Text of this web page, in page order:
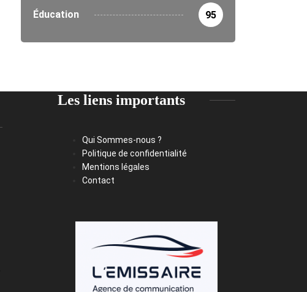
Éducation 95
Les liens importants
Qui Sommes-nous ?
Politique de confidentialité
Mentions légales
Contact